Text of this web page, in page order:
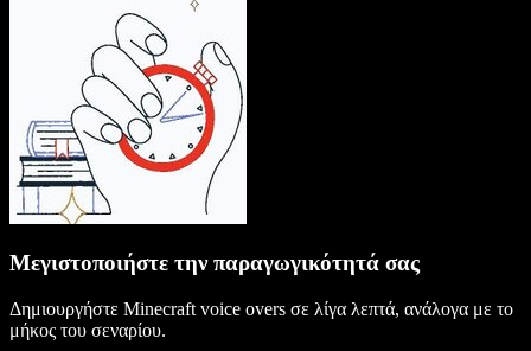
Μεγιστοποιήστε την παραγωγικότητά σας
Δημιουργήστε Minecraft voice overs σε λίγα λεπτά, ανάλογα με το
μήκος του σεναρίου.